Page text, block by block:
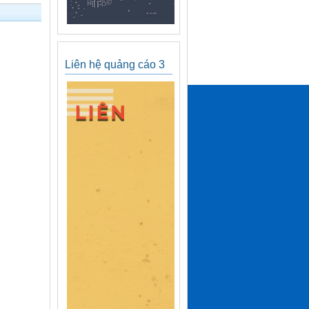
Liên hệ quảng cáo 3